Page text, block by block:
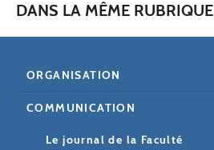
DANS LA MÊME RUBRIQUE
ORGANISATION
COMMUNICATION
Le journal de la Faculté